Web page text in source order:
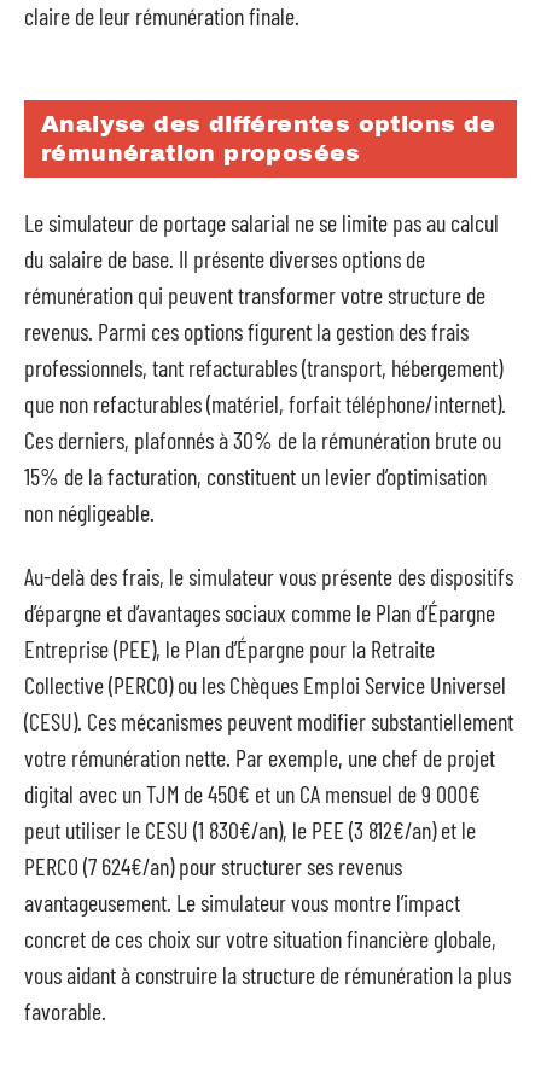
claire de leur rémunération finale.
Analyse des différentes options de
rémunération proposées
Le simulateur de portage salarial ne se limite pas au calcul
du salaire de base. Il présente diverses options de
rémunération qui peuvent transformer votre structure de
revenus. Parmi ces options figurent la gestion des frais
professionnels, tant refacturables (transport, hébergement)
que non refacturables (matériel, forfait téléphone/internet).
Ces derniers, plafonnés à 30% de la rémunération brute ou
15% de la facturation, constituent un levier d’optimisation
non négligeable.
Au-delà des frais, le simulateur vous présente des dispositifs
d’épargne et d’avantages sociaux comme le Plan d’Épargne
Entreprise (PEE), le Plan d’Épargne pour la Retraite
Collective (PERCO) ou les Chèques Emploi Service Universel
(CESU). Ces mécanismes peuvent modifier substantiellement
votre rémunération nette. Par exemple, une chef de projet
digital avec un TJM de 450€ et un CA mensuel de 9 000€
peut utiliser le CESU (1 830€/an), le PEE (3 812€/an) et le
PERCO (7 624€/an) pour structurer ses revenus
avantageusement. Le simulateur vous montre l’impact
concret de ces choix sur votre situation financière globale,
vous aidant à construire la structure de rémunération la plus
favorable.